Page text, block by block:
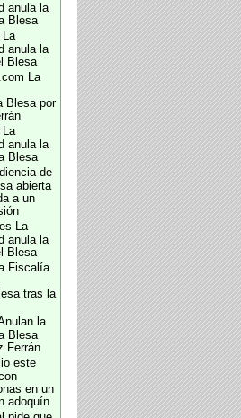
anula la
Blesa
La
anula la
Blesa
La
Blesa por
La
anula la
Blesa
de
abierta
a un
La
anula la
Blesa
Fiscalía
tras la
la
Blesa
Ferrán
este
en un
adoquín